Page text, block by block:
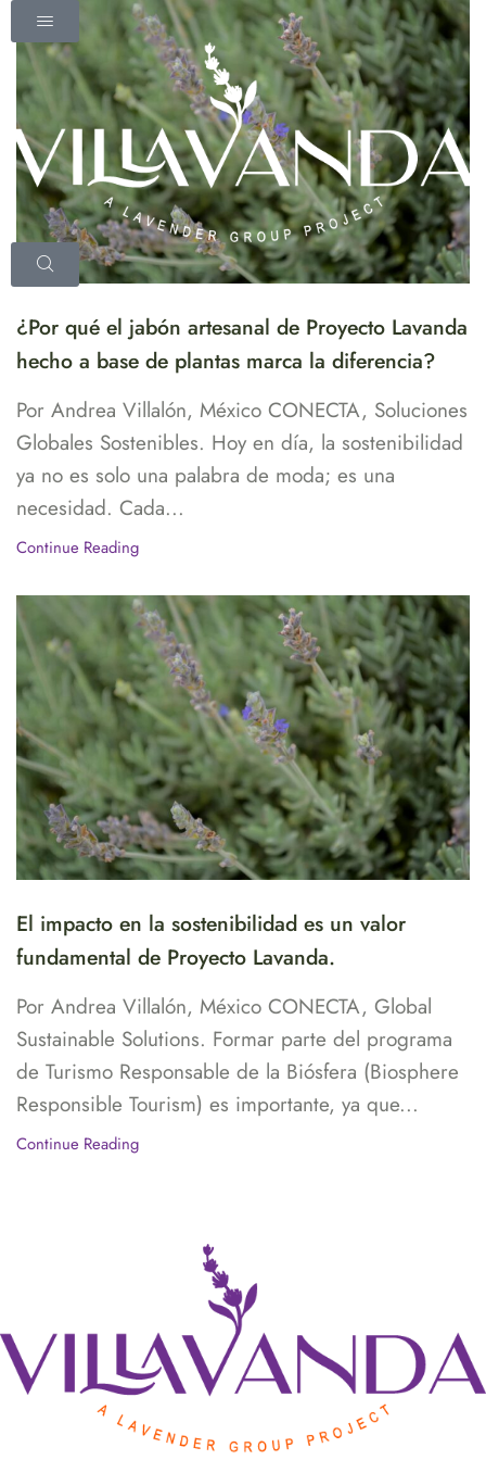
¿Por qué el jabón artesanal de Proyecto Lavanda
hecho a base de plantas marca la diferencia?
Por Andrea Villalón, México CONECTA, Soluciones
Globales Sostenibles. Hoy en día, la sostenibilidad
ya no es solo una palabra de moda; es una
necesidad. Cada...
Continue Reading
El impacto en la sostenibilidad es un valor
fundamental de Proyecto Lavanda.
Por Andrea Villalón, México CONECTA, Global
Sustainable Solutions. Formar parte del programa
de Turismo Responsable de la Biósfera (Biosphere
Responsible Tourism) es importante, ya que...
Continue Reading